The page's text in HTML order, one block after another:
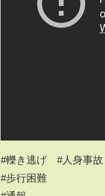
#轢き逃げ #人身事
#歩行困難